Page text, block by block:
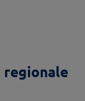
regionale